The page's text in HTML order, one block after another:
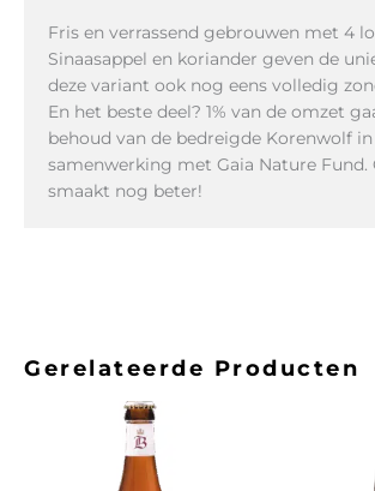
Gerelateerde Producten
Fris en verrassend gebrouwen met 4
Sinaasappel en koriander geven de
deze variant ook nog eens volledig
En het beste deel? 1% van de omzet
behoud van de bedreigde Korenwolf in
samenwerking met Gaia Nature Fund.
smaakt nog beter!